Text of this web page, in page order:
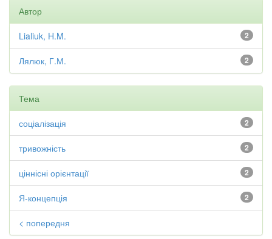
Автор
2
Lialiuk, H.M.
2
Лялюк, Г.М.
Тема
2
соціалізація
2
тривожність
2
ціннісні орієнтації
2
Я-концепція
< попередня